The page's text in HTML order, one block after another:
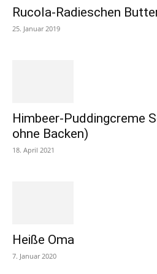
Rucola-Radieschen
25. Januar 2019
Himbeer-Puddingcreme
ohne Backen)
18. April 2021
Heiße Oma
7. Januar 2020